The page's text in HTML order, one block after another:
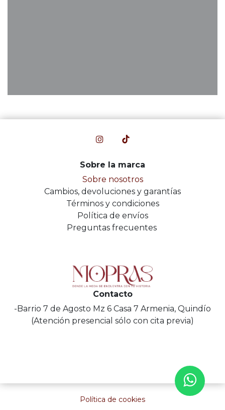
Sobre la marca
Sobre nosotros
Cambios, devoluciones y garantías
Términos y condiciones
Política de envíos
Preguntas frecuentes
Contacto
-Barrio 7 de Agosto Mz 6 Casa 7 Armenia, Quindío
(Atención presencial sólo con cita previa)
Política de cookies